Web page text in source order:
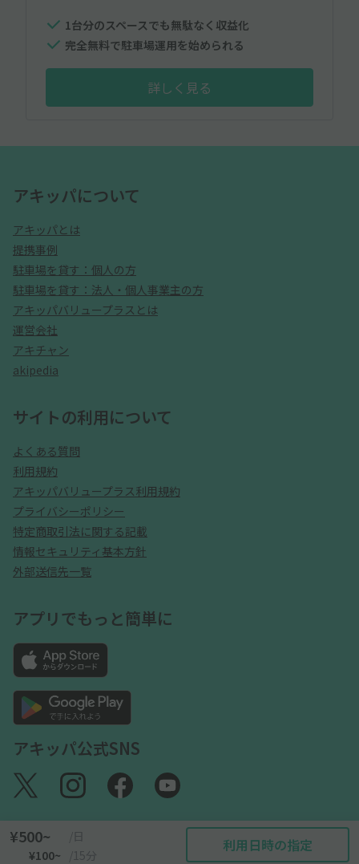
¥500~
/日
¥100~
/15分
利用日時の指定
1台分のスペースでも無駄なく収益化
完全無料で駐車場運用を始められる
詳しく見る
アキッパについて
アキッパとは
提携事例
駐車場を貸す：個人の方
駐車場を貸す：法人・個人事業主の方
アキッパバリュープラスとは
運営会社
アキチャン
akipedia
サイトの利用について
よくある質問
利用規約
アキッパバリュープラス利用規約
プライバシーポリシー
特定商取引法に関する記載
情報セキュリティ基本方針
外部送信先一覧
アプリでもっと簡単に
アキッパ公式SNS
©akippa Inc. All Rights Reserved.